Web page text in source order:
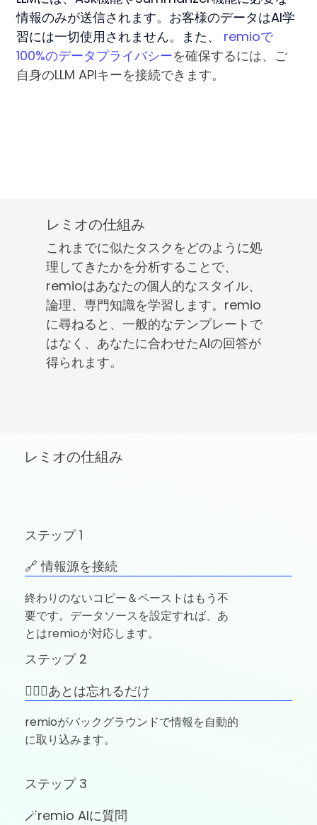
情報のみが送信されます。お客様のデータはAI学
習には一切使用されません。また、
remioで
100%のデータプライバシーを確保するには、ご
自身のLLM APIキーを接続できます。
レミオの仕組み
これまでに似たタスクをどのように処
理してきたかを分析することで、
remioはあなたの個人的なスタイル、
論理、専門知識を学習します。remio
に尋ねると、一般的なテンプレートで
はなく、あなたに合わせたAIの回答が
得られます。
レミオの仕組み
ステップ 1
🔗 情報源を接続
終わりのないコピー＆ペーストはもう不
要です。データソースを設定すれば、あ
とはremioが対応します。
ステップ 2
🚶🏼‍♂️あとは忘れるだけ
remioがバックグラウンドで情報を自動的
に取り込みます。
ステップ 3
🪄remio AIに質問